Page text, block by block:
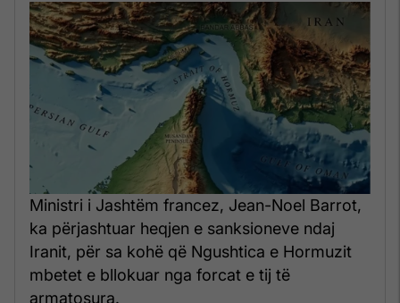
Ministri i Jashtëm francez, Jean-Noel Barrot,
ka përjashtuar heqjen e sanksioneve ndaj
Iranit, për sa kohë që Ngushtica e Hormuzit
mbetet e bllokuar nga forcat e tij të
armatosura.